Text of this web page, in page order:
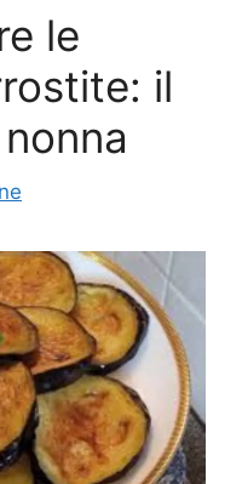
le
il